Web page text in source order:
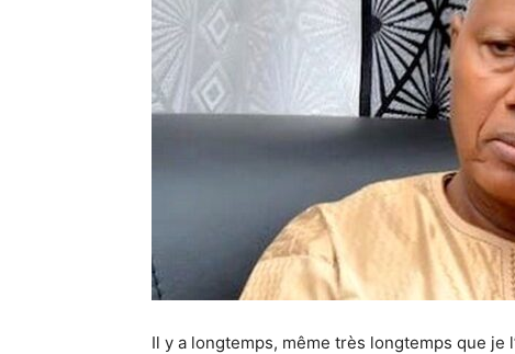
Il y a longtemps, même très longtemps que je